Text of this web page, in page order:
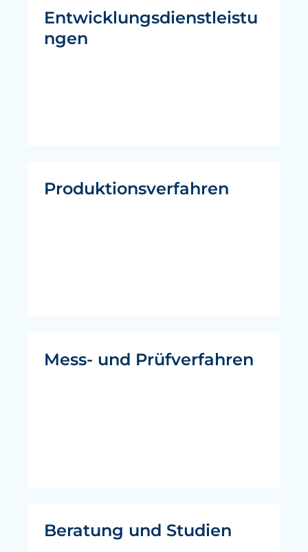
Entwicklungsdienstleistu
ngen
Produktionsverfahren
Mess- und Prüfverfahren
Beratung und Studien